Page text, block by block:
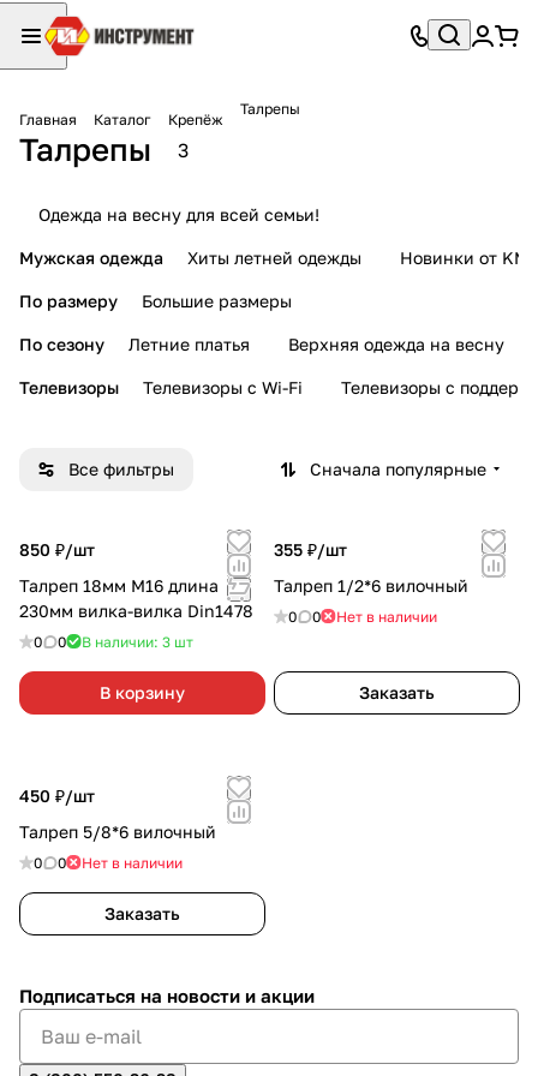
Главная Каталог Крепёж
Талрепы
Талрепы 3
Одежда на весну для всей семьи!
Мужская одежда Хиты летней одежды Новинки от KMI
По размеру Большие размеры
По сезону Летние платья Верхняя одежда на весну
Телевизоры Телевизоры с Wi-Fi Телевизоры с
Все фильтры Сначала популярные
850 ₽/шт
Талреп 18мм М16 длина
230мм вилка-вилка Din1478
0 0 В наличии: 3 шт
В корзину
355 ₽/шт
Талреп 1/2*6 вилочный
0 0 Нет в наличии
Заказать
450 ₽/шт
Талреп 5/8*6 вилочный
0 0 Нет в наличии
Заказать
Подписаться на новости и акции